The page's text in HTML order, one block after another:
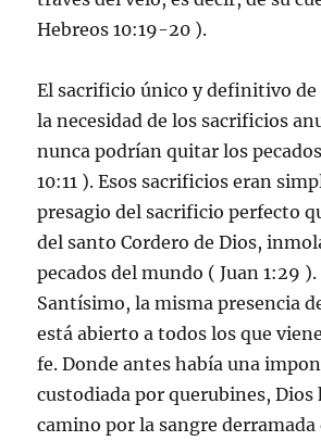
Hebreos 10:19-20 ).
El sacrificio único y definitivo
la necesidad de los sacrificios
nunca podrían quitar los
10:11 ). Esos sacrificios eran
presagio del sacrificio perfecto
del santo Cordero de Dios,
pecados del mundo ( Juan 1:29
Santísimo, la misma presencia
está abierto a todos los que
fe. Donde antes había una
custodiada por querubines, Dios
camino por la sangre derramada